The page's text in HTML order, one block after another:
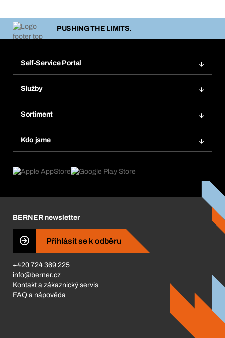
PUSHING THE LIMITS.
Self-Service Portal
Oblíbené
Opakované objednávky
Automatické objednávky
Služby
Chemická databáze
eProcurement
Produktový poradce
Sortiment
Kdo jsme
Co nás pohání
BERNER Obchod
ISO Certifikáty
Business Conduct
BERNER newsletter
Přihlásit se k odběru
+420 724 369 225
info@berner.cz
Kontakt a zákaznický servis
FAQ a nápověda